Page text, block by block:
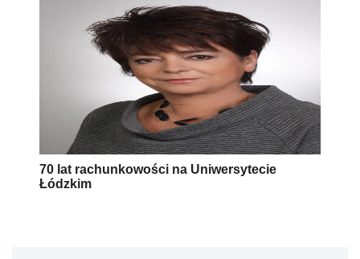
70 lat rachunkowości na Uniwersytecie
Łódzkim